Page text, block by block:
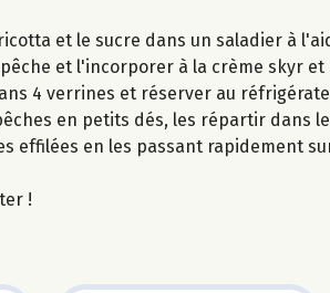
et le sucre dans un saladier à
pêche et l'incorporer à la crème skyr
4 verrines et réserver au
en petits dés, les répartir dans
effilées en les passant rapidement
!